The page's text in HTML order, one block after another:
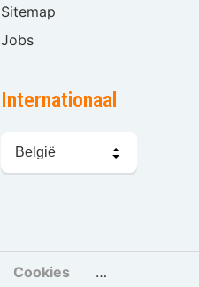
Sitemap
Jobs
Internationaal
kiezen
Cookies Cookies